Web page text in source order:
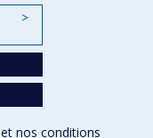
>
et nos conditions